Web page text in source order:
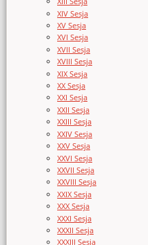
XIV Sesja
XV Sesja
XVI Sesja
XVII Sesja
XVIII Sesja
XIX Sesja
XX Sesja
XXI Sesja
XXII Sesja
XXIII Sesja
XXIV Sesja
XXV Sesja
XXVI Sesja
XXVII Sesja
XXVIII Sesja
XXIX Sesja
XXX Sesja
XXXI Sesja
XXXII Sesja
XXXIII Sesja